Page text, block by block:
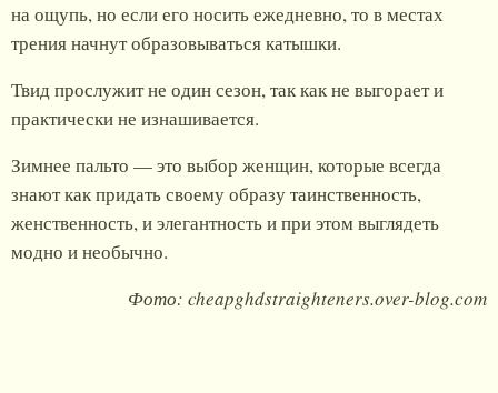
на ощупь, но если его носить ежедневно, то в местах
трения начнут образовываться катышки.
Твид прослужит не один сезон, так как не выгорает и
практически не изнашивается.
Зимнее пальто — это выбор женщин, которые всегда
знают как придать своему образу таинственность,
женственность, и элегантность и при этом выглядеть
модно и необычно.
Фото: cheapghdstraighteners.over-blog.com